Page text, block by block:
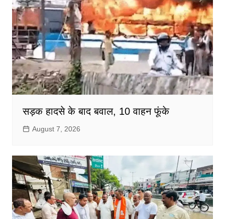
सड़क हादसे के बाद बवाल, 10 वाहन फूंके
August 7, 2026